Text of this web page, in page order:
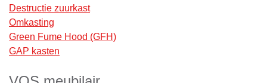
Destructie zuurkast
Omkasting
Green Fume Hood (GFH)
GAP kasten